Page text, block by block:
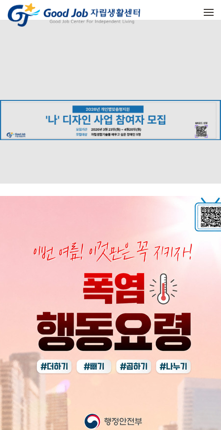
메뉴 건너뛰기
폭염특보에 따른 행동요령 안내
공지사항 2026년 장애인 자립생활주택(가형) 입주자 모집
2026-07-3014:51
2026년 이용자 나들이 지원사업 수요조사 안내
2026년 Good Job 자립생활센터 2차 추가경
2026년 동료상담사 보수교육 '마음모임' 참여자
2026-07-02 15:25
사회복지사 채용 - 활동지원사업 전담관리인력
11:54
공지사항
제7회 Good Job장애인 보치아 대전 개최 안내
[선수단모집마감] 2026-04-18 20:29
공지사항 2025년도 후원금품 수입 및 사용결과보고
2026-03-
3117:36
공지사항
채용공고
2026년 장애유형 맞춤형 특화일자리사업 참여자
모집공고
2026-03-25